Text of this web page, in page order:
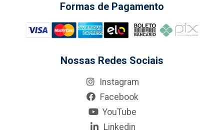
Formas de Pagamento
Nossas Redes Sociais
Instagram
Facebook
YouTube
Linkedin